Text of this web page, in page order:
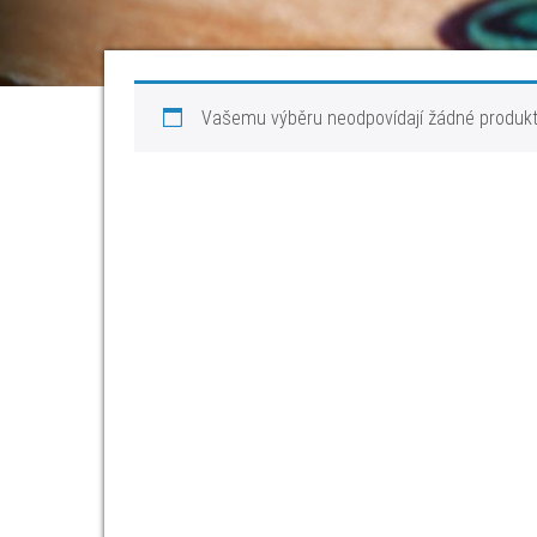
Vašemu výběru neodpovídají žádné